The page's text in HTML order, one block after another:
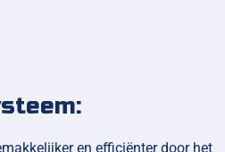
en efficiënter door het